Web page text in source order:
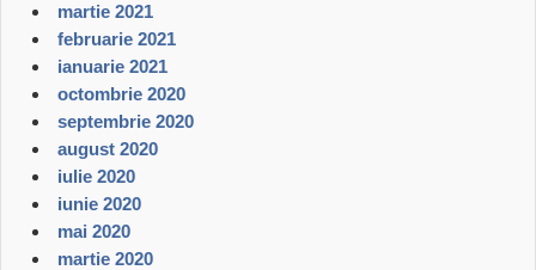
martie 2021
februarie 2021
ianuarie 2021
octombrie 2020
septembrie 2020
august 2020
iulie 2020
iunie 2020
mai 2020
martie 2020